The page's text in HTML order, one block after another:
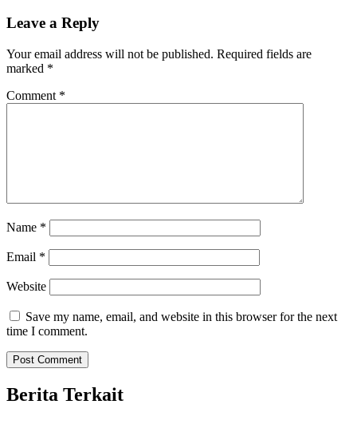
Leave a Reply
Your email address will not be published. Required fields are
marked *
Comment *
Name *
Email *
Website
Save my name, email, and website in this browser for the next
time I comment.
Berita Terkait